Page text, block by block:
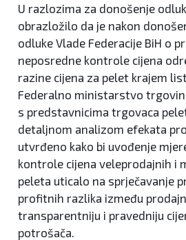
U razlozima za donošenje
obrazložilo da je nakon
odluke Vlade Federacije BiH o
neposredne kontrole cijena
razine cijena za pelet krajem
Federalno ministarstvo
s predstavnicima trgovaca
detaljnom analizom efekata
utvrđeno kako bi uvođenje
kontrole cijena veleprodajnih i
peleta uticalo na sprječavanje
profitnih razlika između
transparentniju i pravedniju
potrošača.